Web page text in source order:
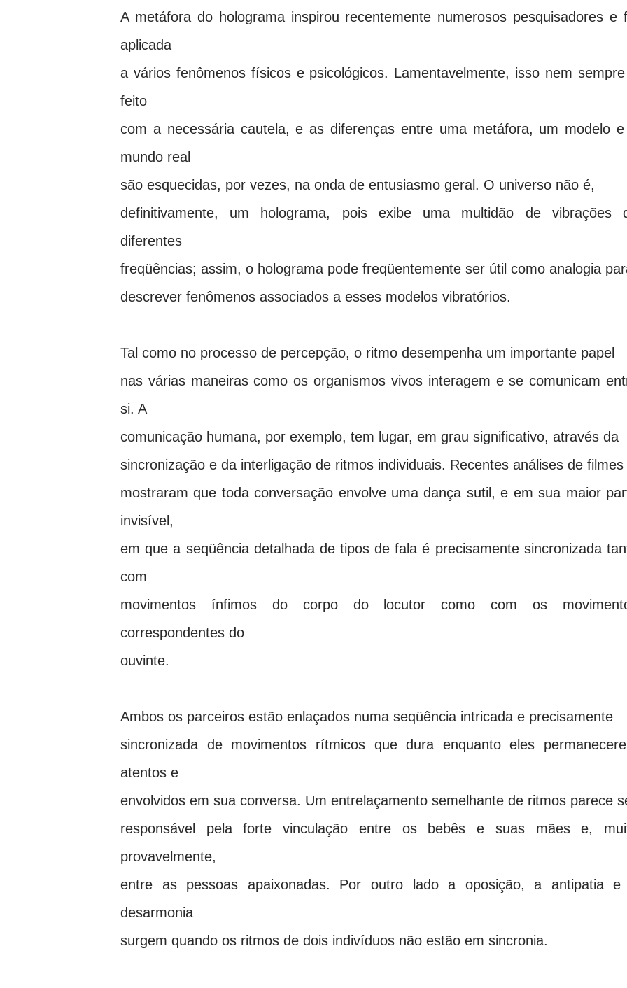
A metáfora do holograma inspirou recentemente numerosos pesquisadores e
aplicada
a vários fenômenos físicos e psicológicos. Lamentavelmente, isso nem
feito
com a necessária cautela, e as diferenças entre uma metáfora, um modelo
mundo real
são esquecidas, por vezes, na onda de entusiasmo geral. O universo não é,
definitivamente, um holograma, pois exibe uma multidão de vibrações
diferentes
freqüências; assim, o holograma pode freqüentemente ser útil como analogia
descrever fenômenos associados a esses modelos vibratórios.
Tal como no processo de percepção, o ritmo desempenha um importante papel
nas várias maneiras como os organismos vivos interagem e se comunicam
si. A
comunicação humana, por exemplo, tem lugar, em grau significativo, através da
sincronização e da interligação de ritmos individuais. Recentes análises de filmes
mostraram que toda conversação envolve uma dança sutil, e em sua maior
invisível,
em que a seqüência detalhada de tipos de fala é precisamente sincronizada
com
movimentos ínfimos do corpo do locutor como com os
correspondentes do
ouvinte.
Ambos os parceiros estão enlaçados numa seqüência intricada e precisamente
sincronizada de movimentos rítmicos que dura enquanto eles
atentos e
envolvidos em sua conversa. Um entrelaçamento semelhante de ritmos parece
responsável pela forte vinculação entre os bebês e suas mães e,
provavelmente,
entre as pessoas apaixonadas. Por outro lado a oposição, a antipatia
desarmonia
surgem quando os ritmos de dois indivíduos não estão em sincronia.